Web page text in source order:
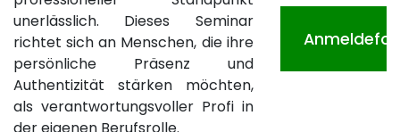
unerlässlich. Dieses Seminar
richtet sich an Menschen, die ihre
persönliche Präsenz und
Authentizität stärken möchten,
als verantwortungsvoller Profi in